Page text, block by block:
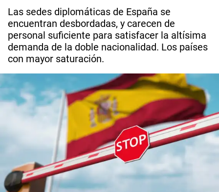
Las sedes diplomáticas de España se
encuentran desbordadas, y carecen de
personal suficiente para satisfacer la altísima
demanda de la doble nacionalidad. Los países
con mayor saturación.